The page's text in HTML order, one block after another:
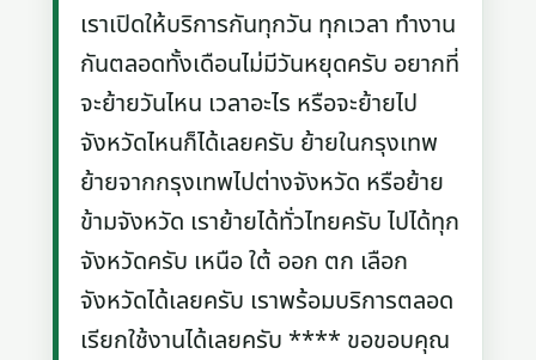
เราเปิดให้บริการกันทุกวัน ทุกเวลา ทำงาน
กันตลอดทั้งเดือนไม่มีวันหยุดครับ อยากที่
จะย้ายวันไหน เวลาอะไร หรือจะย้ายไป
จังหวัดไหนก็ได้เลยครับ ย้ายในกรุงเทพ
ย้ายจากกรุงเทพไปต่างจังหวัด หรือย้าย
ข้ามจังหวัด เราย้ายได้ทั่วไทยครับ ไปได้ทุก
จังหวัดครับ เหนือ ใต้ ออก ตก เลือก
จังหวัดได้เลยครับ เราพร้อมบริการตลอด
เรียกใช้งานได้เลยครับ **** ขอขอบคุณ